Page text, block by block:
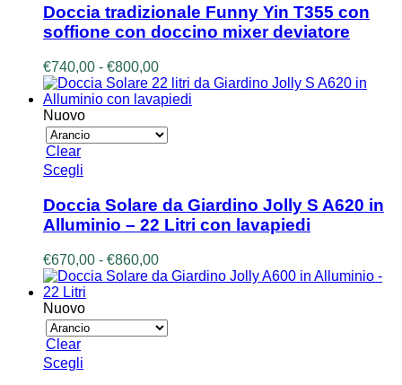
prodotto
ha
più
varianti.
Le
opzioni
possono
essere
scelte
nella
Doccia tradizionale Funny Yin T355 con
soffione con doccino mixer deviatore
€740,00 - €800,00Fascia
di
prezzo:
€740,00
a
Nuovo
Clear
Scegli
ha
più
varianti.
opzioni
possono
essere
scelte
nella
Doccia Solare da Giardino Jolly S A620 in
Alluminio – 22 Litri con lavapiedi
€670,00 - €860,00Fascia
di
€670,00
a
Nuovo
Clear
Scegli